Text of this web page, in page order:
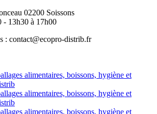
02200 Soissons
- 13h30 à 17h00
: contact@ecopro-distrib.fr